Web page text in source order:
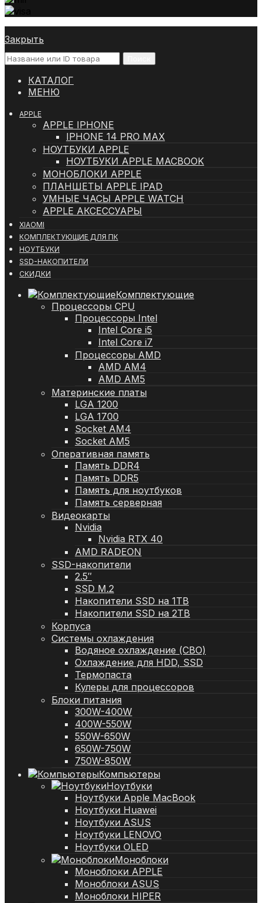
Закрыть
КАТАЛОГ
МЕНЮ
APPLE
APPLE IPHONE
IPHONE 14 PRO MAX
НОУТБУКИ APPLE
НОУТБУКИ APPLE MACBOOK
МОНОБЛОКИ APPLE
ПЛАНШЕТЫ APPLE IPAD
УМНЫЕ ЧАСЫ APPLE WATCH
APPLE АКСЕССУАРЫ
XIAOMI
КОМПЛЕКТУЮЩИЕ ДЛЯ ПК
НОУТБУКИ
SSD-НАКОПИТЕЛИ
СКИДКИ
Комплектующие
Процессоры CPU
Процессоры Intel
Intel Core i5
Intel Core i7
Процессоры AMD
AMD AM4
AMD AM5
Материнские платы
LGA 1200
LGA 1700
Socket AM4
Socket AM5
Оперативная память
Память DDR4
Память DDR5
Память для ноутбуков
Память серверная
Видеокарты
Nvidia
Nvidia RTX 40
AMD RADEON
SSD-накопители
2.5″
SSD M.2
Накопители SSD на 1TB
Накопители SSD на 2TB
Корпуса
Системы охлаждения
Водяное охлаждение (СВО)
Охлаждение для HDD, SSD
Термопаста
Кулеры для процессоров
Блоки питания
300W-400W
400W-550W
550W-650W
650W-750W
750W-850W
Компьютеры
Ноутбуки
Ноутбуки Apple MacBook
Ноутбуки Huawei
Ноутбуки ASUS
Ноутбуки LENOVO
Ноутбуки OLED
Моноблоки
Моноблоки APPLE
Моноблоки ASUS
Моноблоки HIPER